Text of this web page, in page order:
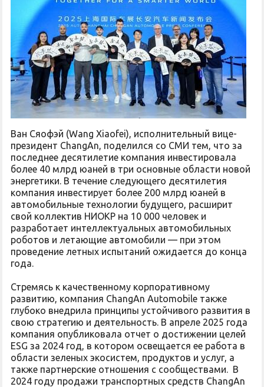
Ван Сяофэй (Wang Xiaofei), исполнительный вице-
президент ChangAn, поделился со СМИ тем, что за
последнее десятилетие компания инвестировала
более 40 млрд юаней в три основные области новой
энергетики. В течение следующего десятилетия
компания инвестирует более 200 млрд юаней в
автомобильные технологии будущего, расширит
свой коллектив НИОКР на 10 000 человек и
разработает интеллектуальных автомобильных
роботов и летающие автомобили — при этом
проведение летных испытаний ожидается до конца
года.
Стремясь к качественному корпоративному
развитию, компания ChangAn Automobile также
глубоко внедрила принципы устойчивого развития в
свою стратегию и деятельность. В апреле 2025 года
компания опубликовала отчет о достижении целей
ESG за 2024 год, в котором освещается ее работа в
области зеленых экосистем, продуктов и услуг, а
также партнерские отношения с сообществами. В
2024 году продажи транспортных средств ChangAn